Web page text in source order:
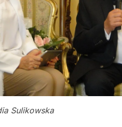
Sulikowska